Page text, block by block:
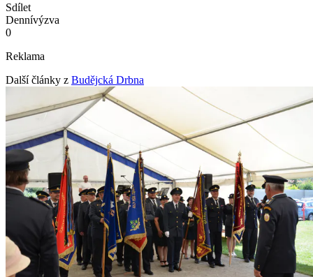
Sdílet
Dennívýzva
0
Reklama
Další články z Budějcká Drbna